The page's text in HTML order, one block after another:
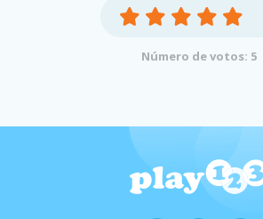
Número de votos: 5